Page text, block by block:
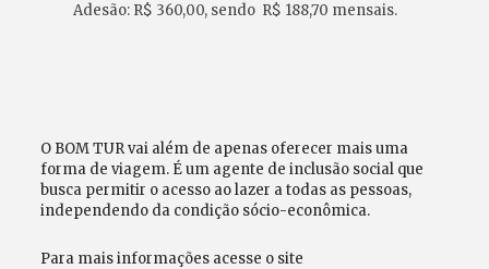
Adesão: R$ 360,00, sendo R$ 188,70 mensais.
O BOM TUR vai além de apenas oferecer mais uma
forma de viagem. É um agente de inclusão social que
busca permitir o acesso ao lazer a todas as pessoas,
independendo da condição sócio-econômica.
Para mais informações acesse o site